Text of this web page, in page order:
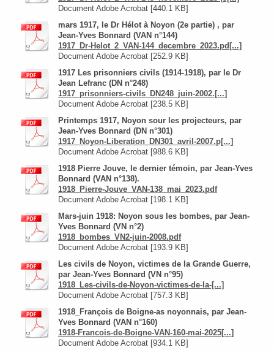
Document Adobe Acrobat [440.1 KB]
mars 1917, le Dr Hélot à Noyon (2e partie) , par
Jean-Yves Bonnard (VAN n°144)
1917_Dr-Helot_2_VAN-144_decembre_2023.pd[...]
Document Adobe Acrobat [252.9 KB]
1917 Les prisonniers civils (1914-1918), par le Dr
Jean Lefranc (DN n°248)
1917_prisonniers-civils_DN248_juin-2002.[...]
Document Adobe Acrobat [238.5 KB]
Printemps 1917, Noyon sour les projecteurs, par
Jean-Yves Bonnard (DN n°301)
1917_Noyon-Liberation_DN301_avril-2007.p[...]
Document Adobe Acrobat [988.6 KB]
1918 Pierre Jouve, le dernier témoin, par Jean-Yves
Bonnard (VAN n°138).
1918_Pierre-Jouve_VAN-138_mai_2023.pdf
Document Adobe Acrobat [198.1 KB]
Mars-juin 1918: Noyon sous les bombes, par Jean-
Yves Bonnard (VN n°2)
1918_bombes_VN2-juin-2008.pdf
Document Adobe Acrobat [193.9 KB]
Les civils de Noyon, victimes de la Grande Guerre,
par Jean-Yves Bonnard (VN n°95)
1918_Les-civils-de-Noyon-victimes-de-la-[...]
Document Adobe Acrobat [757.3 KB]
1918_François de Boigne-as noyonnais, par Jean-
Yves Bonnard (VAN n°160)
1918-Francois-de-Boigne-VAN-160-mai-2025[...]
Document Adobe Acrobat [934.1 KB]